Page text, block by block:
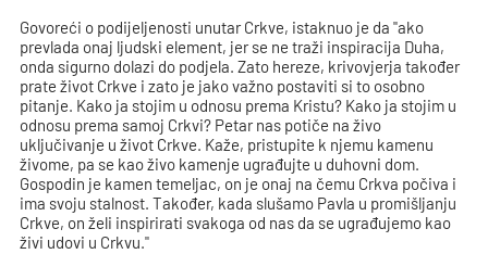
Govoreći o podijeljenosti unutar Crkve, istaknuo je da "ako
prevlada onaj ljudski element, jer se ne traži inspiracija Duha,
onda sigurno dolazi do podjela. Zato hereze, krivovjerja također
prate život Crkve i zato je jako važno postaviti si to osobno
pitanje. Kako ja stojim u odnosu prema Kristu? Kako ja stojim u
odnosu prema samoj Crkvi? Petar nas potiče na živo
uključivanje u život Crkve. Kaže, pristupite k njemu kamenu
živome, pa se kao živo kamenje ugrađujte u duhovni dom.
Gospodin je kamen temeljac, on je onaj na čemu Crkva počiva i
ima svoju stalnost. Također, kada slušamo Pavla u promišljanju
Crkve, on želi inspirirati svakoga od nas da se ugrađujemo kao
živi udovi u Crkvu."